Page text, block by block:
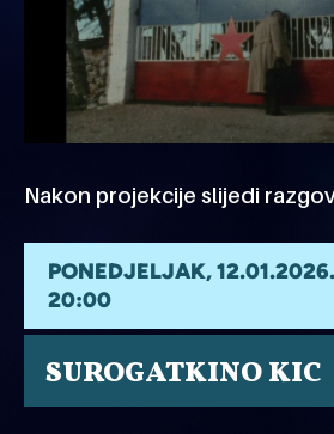
Nakon projekcije slijedi
PONEDJELJAK,
20:00
SUROGATKINO KIC